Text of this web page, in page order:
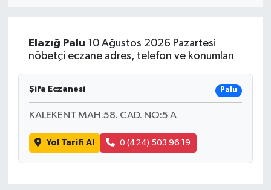
Elazığ Palu 10 Ağustos 2026 Pazartesi
nöbetçi eczane adres, telefon ve konumları
Şifa Eczanesi Palu
KALEKENT MAH.58. CAD. NO:5 A
Yol Tarifi Al 0 (424) 503 96 19
RÖPORTAJLAR
SİYASET
GÜNCEL